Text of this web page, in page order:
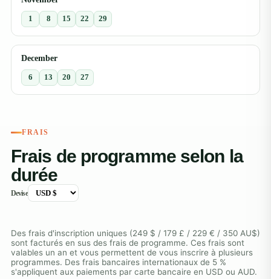
1 8 15 22 29
December
6 13 20 27
FRAIS
Frais de programme selon la
durée
Devise
Des frais d'inscription uniques (249 $ / 179 £ / 229 € / 350 AU$)
sont facturés en sus des frais de programme. Ces frais sont
valables un an et vous permettent de vous inscrire à plusieurs
programmes. Des frais bancaires internationaux de 5 %
s'appliquent aux paiements par carte bancaire en USD ou AUD.